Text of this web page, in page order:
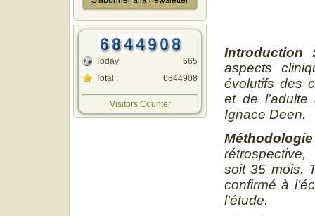
Today
Total :
665
6844908
Visitors Counter
aspects
évolutifs des
et de
Ignace Deen.
Méthodologie
rétrospective,
soit 35 mois.
confirmé à
l’étude.